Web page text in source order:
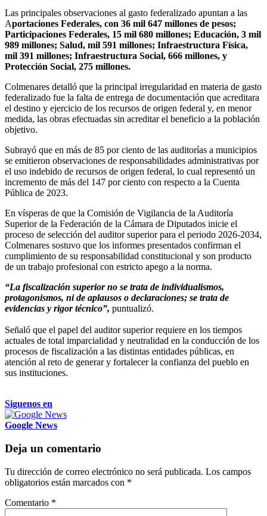
Las principales observaciones al gasto federalizado apuntan a las
Aportaciones Federales, con 36 mil 647 millones de pesos;
Participaciones Federales, 15 mil 680 millones; Educación, 3 mil
989 millones; Salud, mil 591 millones; Infraestructura Física,
mil 391 millones; Infraestructura Social, 666 millones, y
Protección Social, 275 millones.
Colmenares detalló que la principal irregularidad en materia de gasto
federalizado fue la falta de entrega de documentación que acreditara
el destino y ejercicio de los recursos de origen federal y, en menor
medida, las obras efectuadas sin acreditar el beneficio a la población
objetivo.
Subrayó que en más de 85 por ciento de las auditorías a municipios
se emitieron observaciones de responsabilidades administrativas por
el uso indebido de recursos de origen federal, lo cual representó un
incremento de más del 147 por ciento con respecto a la Cuenta
Pública de 2023.
En vísperas de que la Comisión de Vigilancia de la Auditoría
Superior de la Federación de la Cámara de Diputados inicie el
proceso de selección del auditor superior para el periodo 2026-2034,
Colmenares sostuvo que los informes presentados confirman el
cumplimiento de su responsabilidad constitucional y son producto
de un trabajo profesional con estricto apego a la norma.
“La fiscalización superior no se trata de individualismos,
protagonismos, ni de aplausos o declaraciones; se trata de
evidencias y rigor técnico”, puntualizó.
Señaló que el papel del auditor superior requiere en los tiempos
actuales de total imparcialidad y neutralidad en la conducción de los
procesos de fiscalización a las distintas entidades públicas, en
atención al reto de generar y fortalecer la confianza del pueblo en
sus instituciones.
Siguenos en
Google News
Deja un comentario
Tu dirección de correo electrónico no será publicada. Los campos
obligatorios están marcados con *
Comentario *